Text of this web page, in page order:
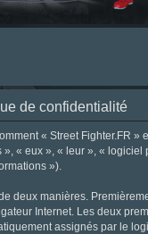
de confidentialité
« Street Fighter.FR »
« eux », « leur », «
»).
deux manières.
Internet. Les deux
assignés par le